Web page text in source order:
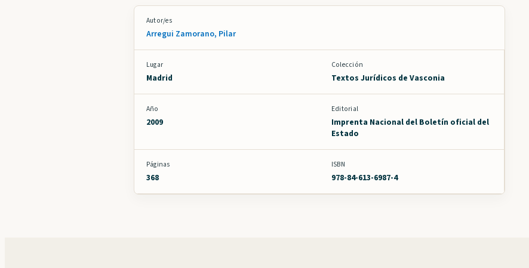
Autor/es
Arregui Zamorano, Pilar
Lugar
Madrid
Colección
Textos Jurídicos de Vasconia
Año
2009
Editorial
Imprenta Nacional del Boletín oficial del
Estado
Páginas
368
ISBN
978-84-613-6987-4